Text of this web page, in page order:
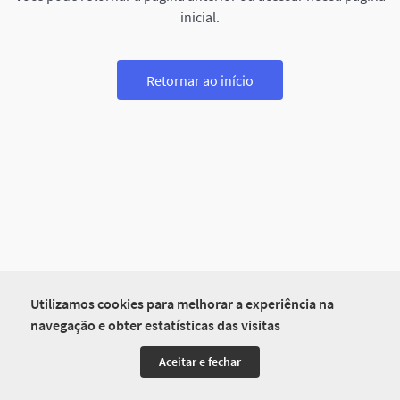
Utilizamos cookies para melhorar a experiência na
navegação e obter estatísticas das visitas
Aceitar e fechar
inicial.
Retornar ao início